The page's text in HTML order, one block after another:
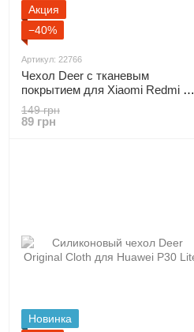
Акция
−40%
Артикул: 22766
Чехол Deer с тканевым
покрытием для Xiaomi Redmi Go
- Blue
149 грн
89 грн
Новинка